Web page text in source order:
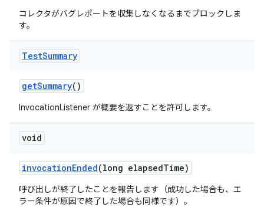
コレクタがバグレポートを収集しなくなるまでブロックしま
す。
TestSummary
getSummary()
InvocationListener が概要を返すことを許可します。
void
invocationEnded(long elapsedTime)
呼び出しが終了したことを報告します（成功した場合も、エ
ラー条件が原因で終了した場合も同様です）。